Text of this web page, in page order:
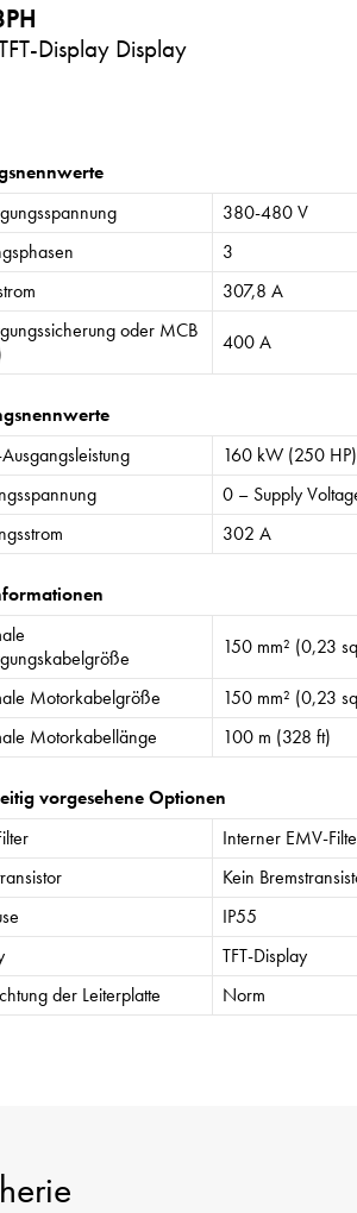
Display Display
380-480 V
3
307,8 A
oder MCB
400 A
160 kW (250 HP)
0 – Supply
302 A
150 mm² (0,23
Motorkabelgröße
150 mm² (0,23
Motorkabellänge
100 m (328 ft)
vorgesehene Optionen
Interner EMV-
Kein
IP55
TFT-Display
der Leiterplatte
Norm